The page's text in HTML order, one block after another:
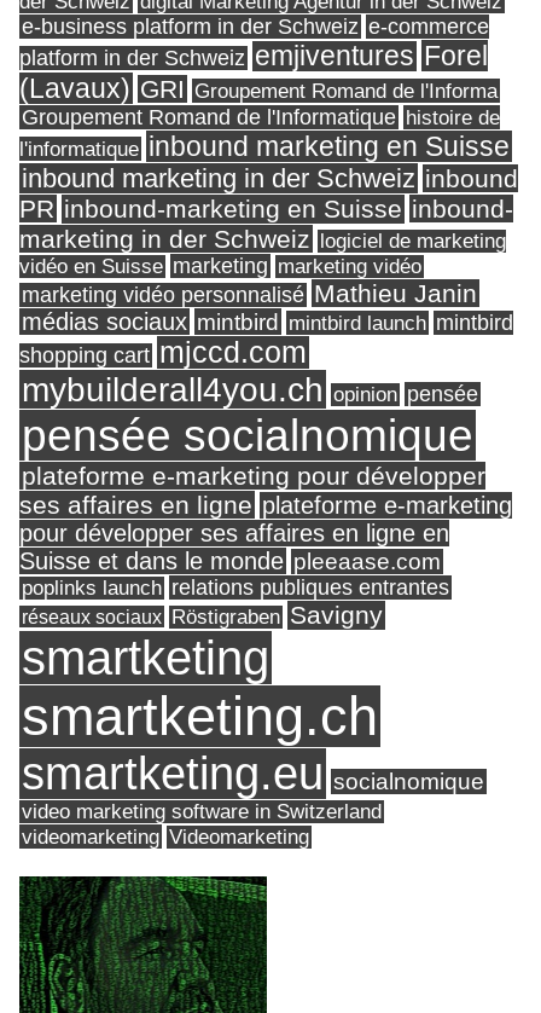
e-business platform in der Schweiz e-commerce
platform in der Schweiz emjiventures Forel
(Lavaux) GRI Groupement Romand de l'Informa
Groupement Romand de l'Informatique histoire de
l'informatique inbound marketing en Suisse
inbound marketing in der Schweiz inbound
PR inbound-marketing en Suisse inbound-
marketing in der Schweiz logiciel de marketing
vidéo en Suisse marketing marketing vidéo
marketing vidéo personnalisé Mathieu Janin
médias sociaux mintbird mintbird launch mintbird
shopping cart mjccd.com
mybuilderall4you.ch opinion pensée
pensée socialnomique
plateforme e-marketing pour développer
ses affaires en ligne plateforme e-marketing
pour développer ses affaires en ligne en
Suisse et dans le monde pleeaase.com
poplinks launch relations publiques entrantes
réseaux sociaux Röstigraben Savigny
smartketing
smartketing.ch
smartketing.eu socialnomique
video marketing software in Switzerland
videomarketing Videomarketing